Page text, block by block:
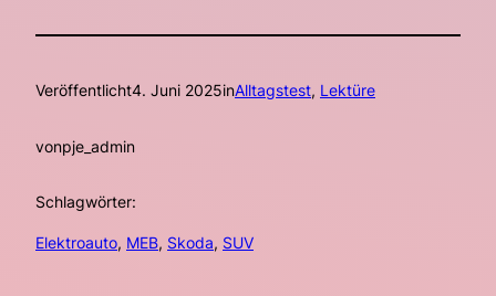
Veröffentlicht4. Juni 2025inAlltagstest, Lektüre
vonpje_admin
Schlagwörter:
Elektroauto, MEB, Skoda, SUV